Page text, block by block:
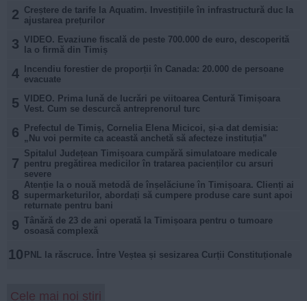
2 Creștere de tarife la Aquatim. Investițiile în infrastructură duc la
ajustarea prețurilor
3 VIDEO. Evaziune fiscală de peste 700.000 de euro, descoperită
la o firmă din Timiș
4
Incendiu forestier de proporții în Canada: 20.000 de persoane
evacuate
5 VIDEO. Prima lună de lucrări pe viitoarea Centură Timișoara
Vest. Cum se descurcă antreprenorul turc
6
Prefectul de Timiș, Cornelia Elena Micicoi, și-a dat demisia:
„Nu voi permite ca această anchetă să afecteze instituția”
7
Spitalul Județean Timișoara cumpără simulatoare medicale
pentru pregătirea medicilor în tratarea pacienților cu arsuri
severe
8
Atenție la o nouă metodă de înșelăciune în Timișoara. Clienți ai
supermarketurilor, abordați să cumpere produse care sunt apoi
returnate pentru bani
9 Tânără de 23 de ani operată la Timișoara pentru o tumoare
osoasă complexă
10 PNL la răscruce. Între Veștea și sesizarea Curții Constituționale
Cele mai noi știri